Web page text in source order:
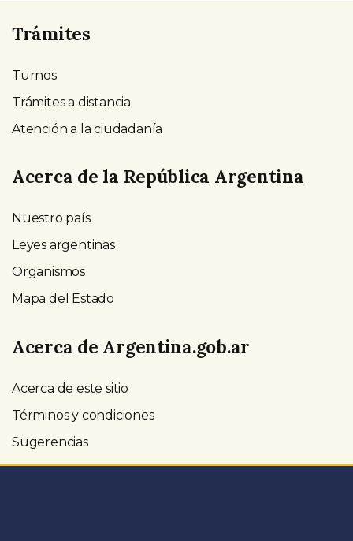
Trámites
Turnos
Trámites a distancia
Atención a la ciudadanía
Acerca de la República Argentina
Nuestro país
Leyes argentinas
Organismos
Mapa del Estado
Acerca de Argentina.gob.ar
Acerca de este sitio
Términos y condiciones
Sugerencias